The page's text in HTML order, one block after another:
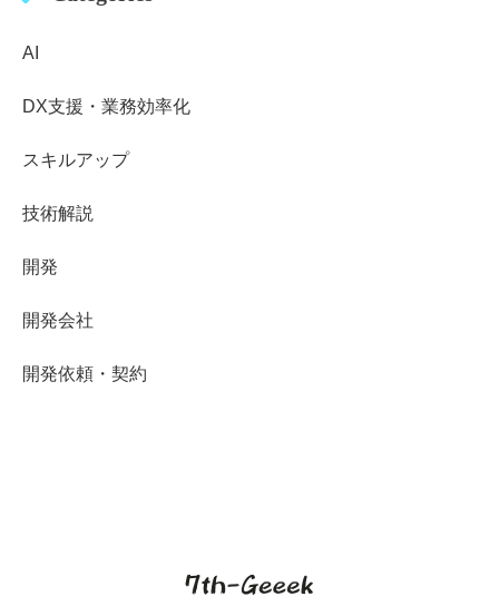
AI
DX支援・業務効率化
スキルアップ
技術解説
開発
開発会社
開発依頼・契約